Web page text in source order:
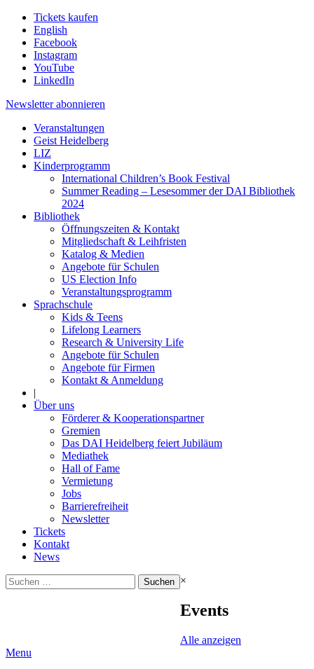
Tickets kaufen
English
Facebook
Instagram
YouTube
LinkedIn
Newsletter abonnieren
Veranstaltungen
Geist Heidelberg
LIZ
Kinderprogramm
International Children’s Book Festival
Summer Reading – Lesesommer der DAI Bibliothek
2024
Bibliothek
Öffnungszeiten & Kontakt
Mitgliedschaft & Leihfristen
Katalog & Medien
Angebote für Schulen
US Election Info
Veranstaltungsprogramm
Sprachschule
Kids & Teens
Lifelong Learners
Research & University Life
Angebote für Schulen
Angebote für Firmen
Kontakt & Anmeldung
|
Über uns
Förderer & Kooperationspartner
Gremien
Das DAI Heidelberg feiert Jubiläum
Mediathek
Hall of Fame
Vermietung
Jobs
Barrierefreiheit
Newsletter
Tickets
Kontakt
News
Suchen
nach:
×
Events
Alle anzeigen
Menu